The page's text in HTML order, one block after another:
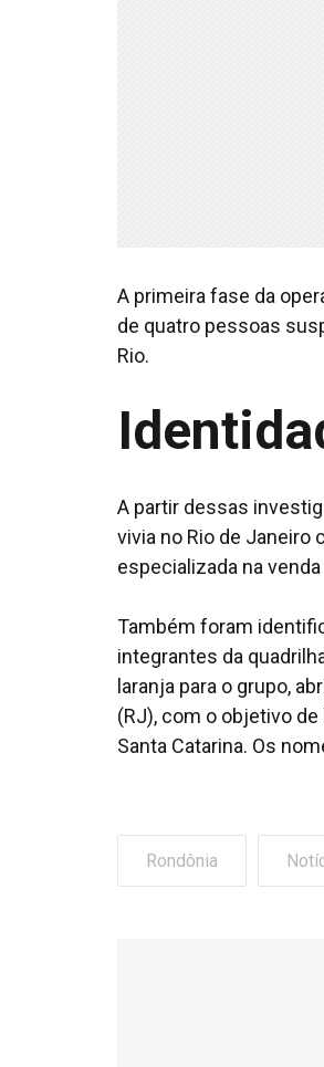
A primeira fase da
de quatro pessoas
Rio.
A partir dessas
vivia no Rio de Janeiro
especializada na
Também foram
integrantes da
laranja para o grupo,
(RJ), com o objetivo
Santa Catarina. Os
Rondônia